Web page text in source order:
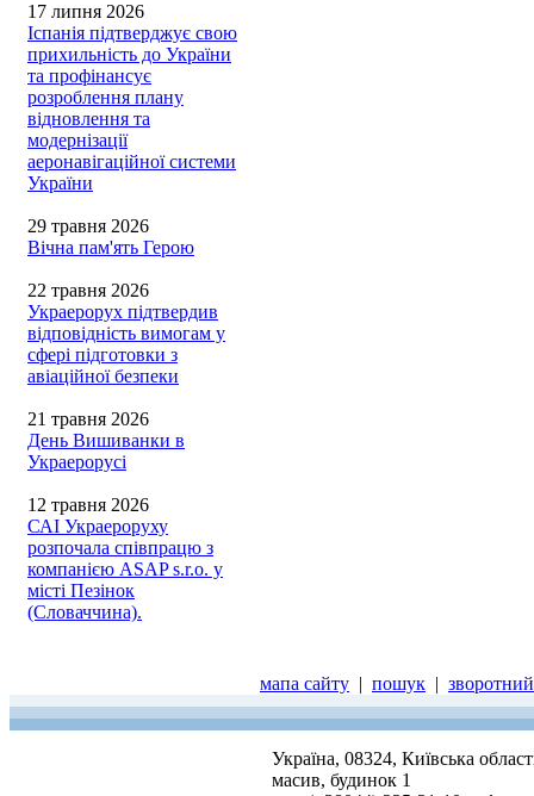
17 липня 2026
Іспанія підтверджує свою
прихильність до України
та профінансує
розроблення плану
відновлення та
модернізації
аеронавігаційної системи
України
29 травня 2026
Вічна пам'ять Герою
22 травня 2026
Украерорух підтвердив
відповідність вимогам у
сфері підготовки з
авіаційної безпеки
21 травня 2026
День Вишиванки в
Украерорусі
12 травня 2026
САІ Украероруху
розпочала співпрацю з
компанією ASAP s.r.o. у
місті Пезінок
(Словаччина).
мапа сайту | пошук |
Україна, 08324, Київська
масив, будинок 1